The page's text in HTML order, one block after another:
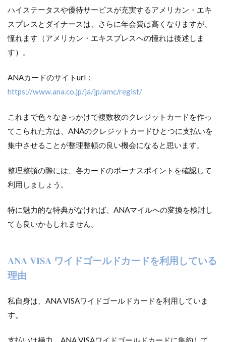
ハイステータスや優待サービスが充実するアメリカン・エキ
スプレスとダイナースは、さらに年会費は高くなりますが、
憧れます（アメリカン・エキスプレスへの憧れは後述しま
す）。
ANAカードのサイトurl：
https://www.ana.co.jp/ja/jp/amc/regist/
これまで色々なきっかけで複数枚のクレジットカードを作っ
てこられた方は、ANAのクレジットカードひとつに支払いを
集中させることが整理整頓の良い機会になると思います。
整理整頓の際には、各カードのボーナスポイントを確認して
利用しましょう。
特に魅力的な特典がなければ、ANAマイルへの変換を検討し
ても良いかもしれません。
ANA VISA ワイドゴールドカードを利用している
理由
私自身は、ANA VISAワイドゴールドカードを利用していま
す。
支払いは極力、ANA VISAワイドゴールドカードに集約して、